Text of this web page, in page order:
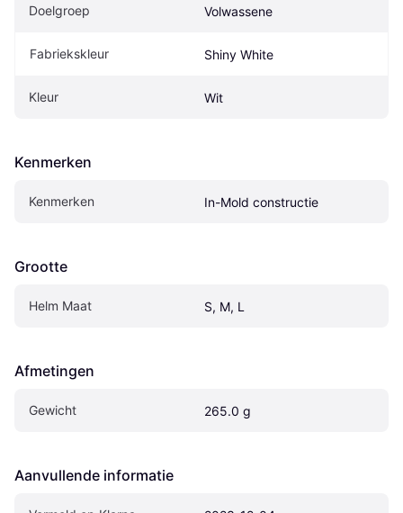
Doelgroep Volwassene
Fabriekskleur Shiny White
Kleur Wit
Kenmerken
Kenmerken In-Mold constructie
Grootte
Helm Maat S, M, L
Afmetingen
Gewicht 265.0 g
Aanvullende informatie